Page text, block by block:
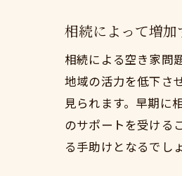
相続によって増
相続による空き家問
地域の活力を低下さ
見られます。早期に
のサポートを受ける
る手助けとなるでしょ